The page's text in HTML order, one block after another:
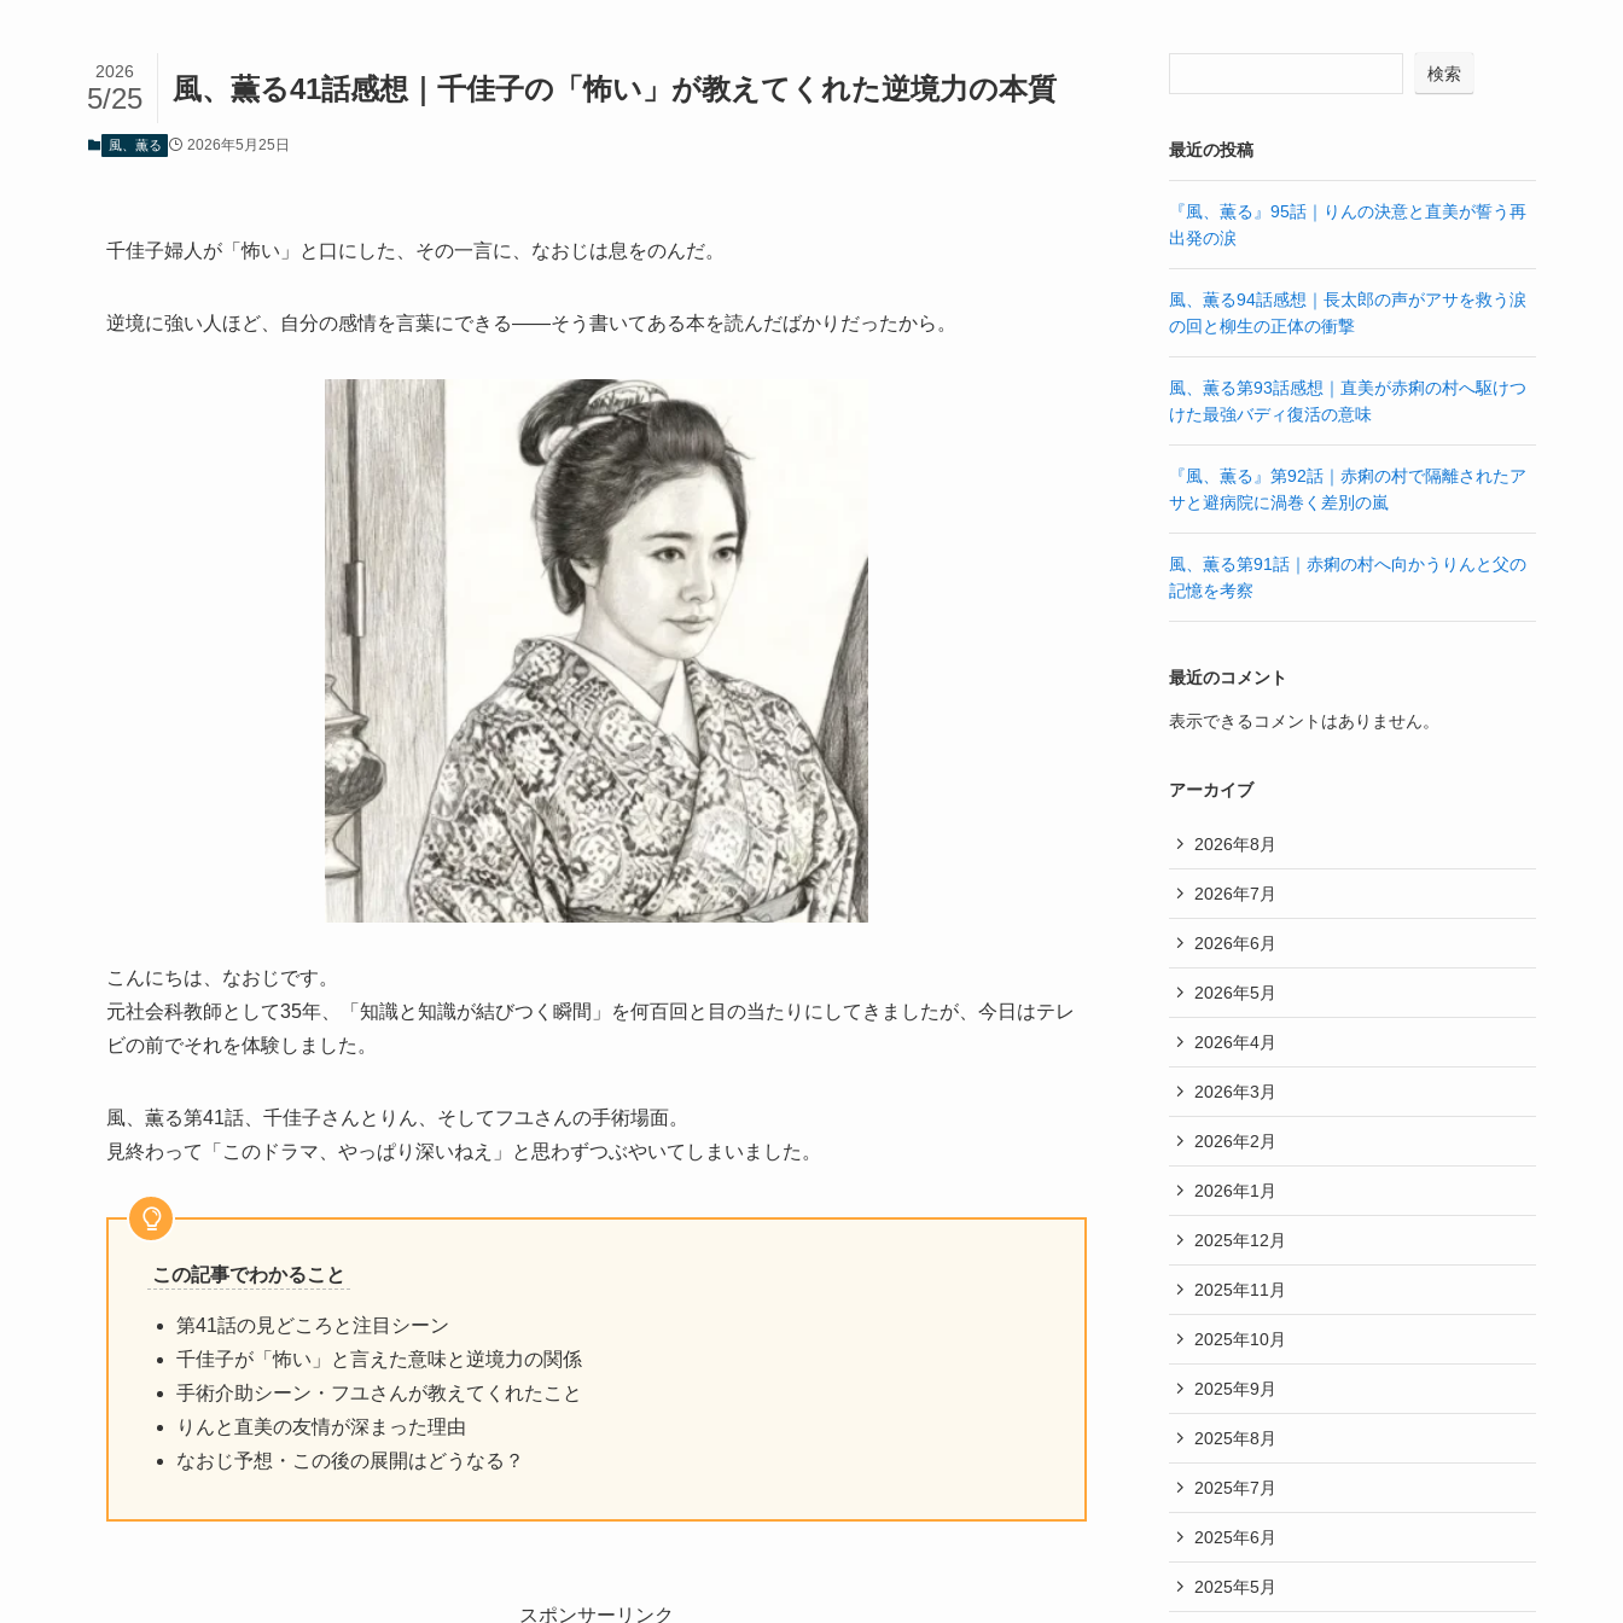
風、薫る41話感想｜千佳子の「怖い」が教えてくれた逆境力の本質
2026
5/25
風、薫る 2026年5月25日
千佳子婦人が「怖い」と口にした、その一言に、なおじは息をのんだ。
逆境に強い人ほど、自分の感情を言葉にできる——そう書いてある本を読んだばかりだったから。
こんにちは、なおじです。
元社会科教師として35年、「知識と知識が結びつく瞬間」を何百回と目の当たりにしてきましたが、今日はテレ
ビの前でそれを体験しました。
風、薫る第41話、千佳子さんとりん、そしてフユさんの手術場面。
見終わって「このドラマ、やっぱり深いねえ」と思わずつぶやいてしまいました。
この記事でわかること
第41話の見どころと注目シーン
千佳子が「怖い」と言えた意味と逆境力の関係
手術介助シーン・フユさんが教えてくれたこと
りんと直美の友情が深まった理由
なおじ予想・この後の展開はどうなる？
スポンサーリンク
検索
最近の投稿
『風、薫る』95話｜りんの決意と直美が誓う再
出発の涙
風、薫る94話感想｜長太郎の声がアサを救う涙
の回と柳生の正体の衝撃
風、薫る第93話感想｜直美が赤痢の村へ駆けつ
けた最強バディ復活の意味
『風、薫る』第92話｜赤痢の村で隔離されたア
サと避病院に渦巻く差別の嵐
風、薫る第91話｜赤痢の村へ向かうりんと父の
記憶を考察
最近のコメント
表示できるコメントはありません。
アーカイブ
2026年8月
2026年7月
2026年6月
2026年5月
2026年4月
2026年3月
2026年2月
2026年1月
2025年12月
2025年11月
2025年10月
2025年9月
2025年8月
2025年7月
2025年6月
2025年5月